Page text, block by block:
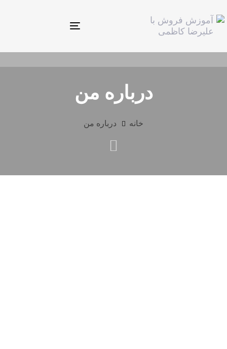
درباره من
خانه درباره من